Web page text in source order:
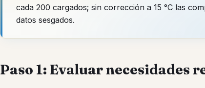
cada 200 cargados; sin corrección a 15 °C las
datos sesgados.
Paso 1: Evaluar necesidades